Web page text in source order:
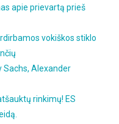
apie prievartą prieš
vokiškos stiklo
Alexander
rinkimų! ES